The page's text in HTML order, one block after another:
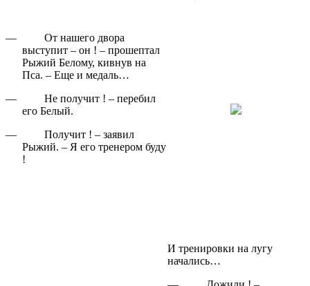
—
От нашего двора
выступит – он ! – прошептал
Рыжий Белому, кивнув на
Пса. – Еще и медаль…
—
Не получит ! – перебил
его Белый.
—
Получит ! – заявил
Рыжий. – Я его тренером буду
!
И тренировки на лугу
начались…